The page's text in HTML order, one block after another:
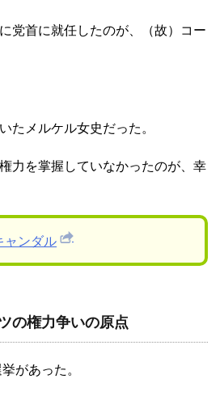
党首に就任したのが、（故）コー
たメルケル女史だった。
力を掌握していなかったのが、幸
ャンダル
の権力争いの原点
があった。